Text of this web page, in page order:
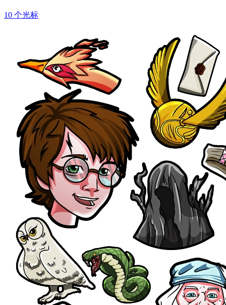
10 个光标